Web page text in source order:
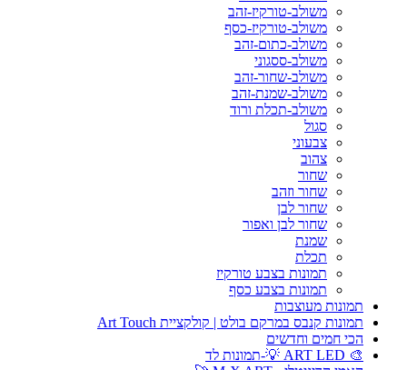
משולב-טורקיז-זהב
משולב-טורקיז-כסף
משולב-כתום-זהב
משולב-ססגוני
משולב-שחור-זהב
משולב-שמנת-זהב
משולב-תכלת ורוד
סגול
צבעוני
צהוב
שחור
שחור וזהב
שחור לבן
שחור לבן ואפור
שמנת
תכלת
תמונות בצבע טורקיז
תמונות בצבע כסף
תמונות מעוצבות
תמונות קנבס במרקם בולט | קולקציית Art Touch
הכי חמים וחדשים
🎨 ART LED 💡-תמונות לד